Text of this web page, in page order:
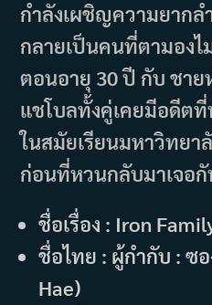
กำลังเผชิญความยากล
กลายเป็นคนที่ตามองไ
ตอนอายุ 30 ปี กับ ชา
แชโบลทั้งคู่เคยมีอดีต
ในสมัยเรียนมหาวิทยา
ก่อนที่หวนกลับมาเจอ
ชื่อเรื่อง : Iron
ชื่อไทย : ผู้กำกับ : ซ
Hae)